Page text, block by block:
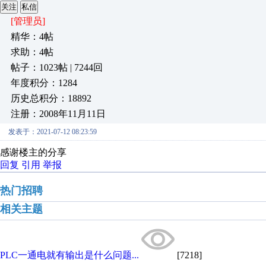
关注 私信
[管理员]
精华：4帖
求助：4帖
帖子：1023帖 | 7244回
年度积分：1284
历史总积分：18892
注册：2008年11月11日
发表于：2021-07-12 08:23:59
感谢楼主的分享
回复 引用 举报
热门招聘
相关主题
PLC一通电就有输出是什么问题... [7218]